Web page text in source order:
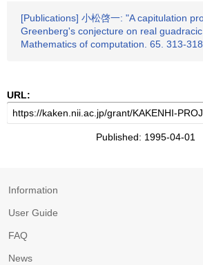
[Publications] 小松啓一: "A capitulation
Greenberg's conjecture on real
Mathematics of computation. 65. 313-
URL:
Published: 1995-04-01
Information
User Guide
FAQ
News